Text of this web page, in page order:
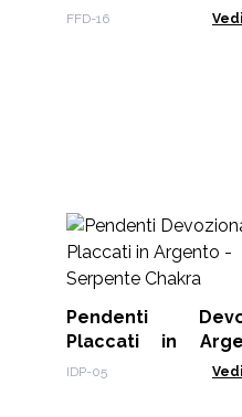
FFD-16
Pendenti
Placcati in
Serpente Chakra
IDP-05